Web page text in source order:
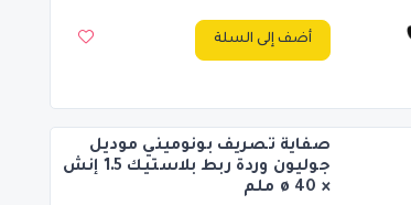
أضف إلى السلة
صفاية تصريف بونوميني موديل
جوليون وردة ربط بلاستيك 1.5 إنش
× ø 40 ملم